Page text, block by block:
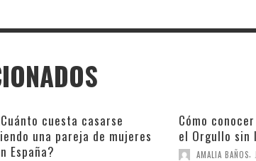
cuesta casarse
una pareja de mujeres
España?
Cómo
el Orgullo sin
AMALIA BAÑOS